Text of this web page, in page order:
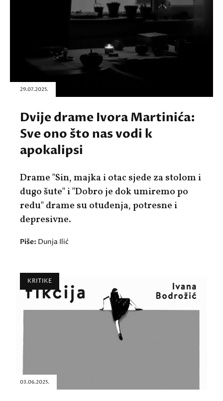
29.07.2025.
Dvije drame Ivora Martinića:
Sve ono što nas vodi k
apokalipsi
Drame "Sin, majka i otac sjede za stolom i
dugo šute" i "Dobro je dok umiremo po
redu" drame su otuđenja, potresne i
depresivne.
Piše: Dunja Ilić
KRITIKE
03.06.2025.